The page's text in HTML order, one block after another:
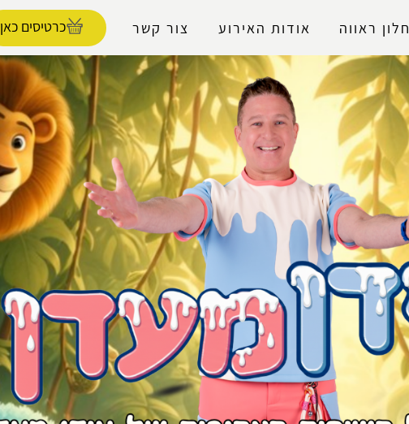
חלון ראווה אודות האירוע צור קשר כרטיסים כאן